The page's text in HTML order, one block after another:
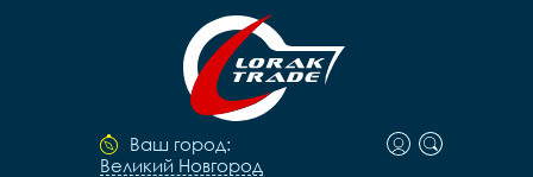
Ваш город:
Великий Новгород